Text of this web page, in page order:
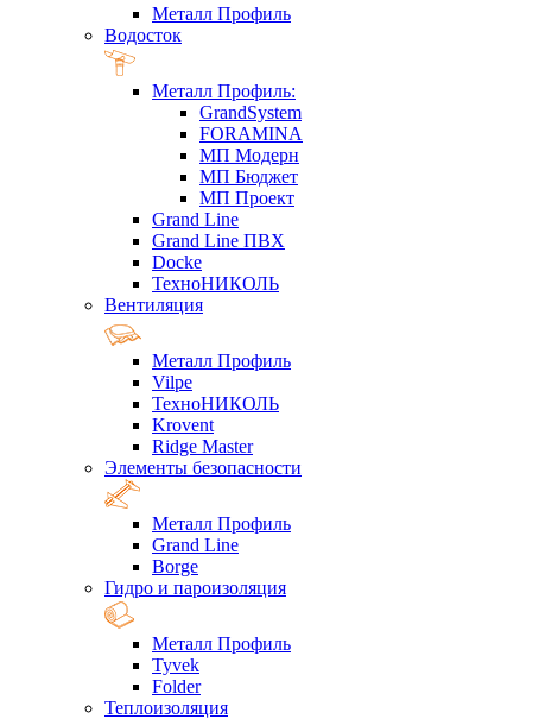
Металл Профиль
Водосток
Металл Профиль:
GrandSystem
FORAMINA
МП Модерн
МП Бюджет
МП Проект
Grand Line
Grand Line ПВХ
Docke
ТехноНИКОЛЬ
Вентиляция
Металл Профиль
Vilpe
ТехноНИКОЛЬ
Krovent
Ridge Master
Элементы безопасности
Металл Профиль
Grand Line
Borge
Гидро и пароизоляция
Металл Профиль
Tyvek
Folder
Теплоизоляция